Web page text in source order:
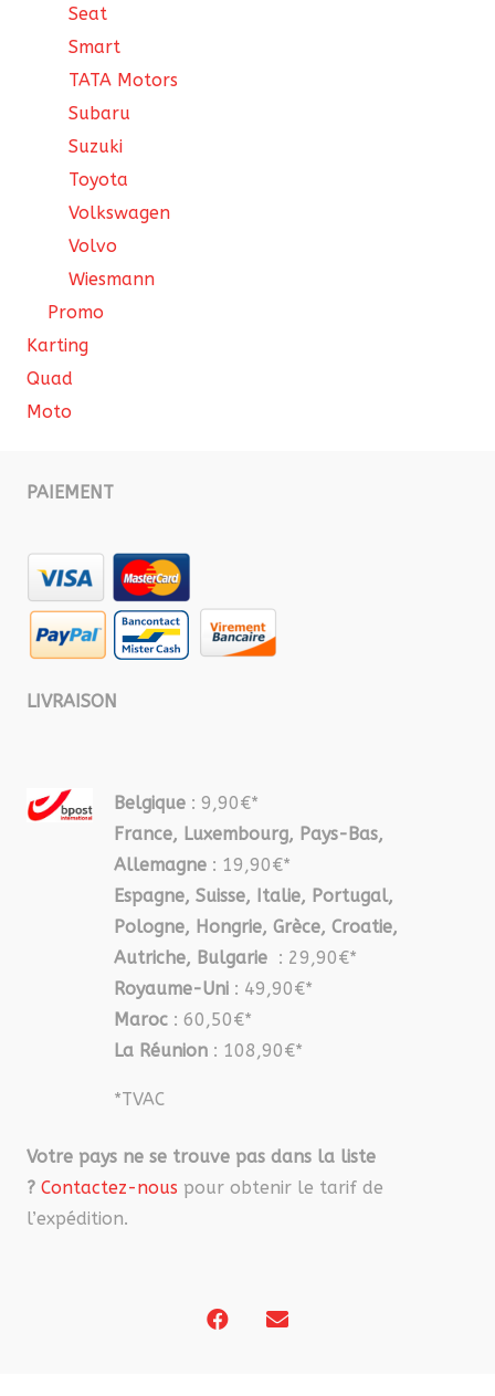
Seat
Smart
TATA Motors
Subaru
Suzuki
Toyota
Volkswagen
Volvo
Wiesmann
Promo
Karting
Quad
Moto
PAIEMENT
LIVRAISON
Belgique : 9,90€*
France, Luxembourg, Pays-Bas,
Allemagne : 19,90€*
Espagne, Suisse, Italie, Portugal,
Pologne, Hongrie, Grèce, Croatie,
Autriche, Bulgarie : 29,90€*
Royaume-Uni : 49,90€*
Maroc : 60,50€*
La Réunion : 108,90€*
*TVAC
Votre pays ne se trouve pas dans la liste
? Contactez-nous pour obtenir le tarif de
l’expédition.